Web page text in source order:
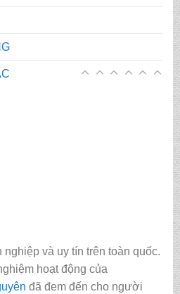
và uy tín trên toàn quốc.
hoạt động của
đã đem đến cho người